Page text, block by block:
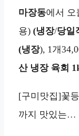
마장동에서 오
용) (냉장/당일
(냉장), 1개
산 냉장 육회
[구미맛집]꽃
까지 맛있는…